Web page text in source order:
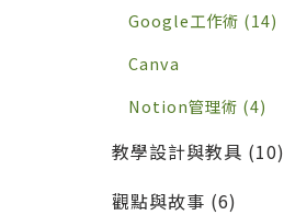
Google工作術 (14)
Canva
Notion管理術 (4)
教學設計與教具 (10)
觀點與故事 (6)